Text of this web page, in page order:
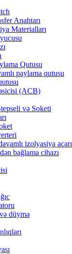
Anahtarı
Materialları
Qutusu
paylama qutusu
(ACB)
və Soketi
izolyasiya açarı
bağlama cihazı
düymə